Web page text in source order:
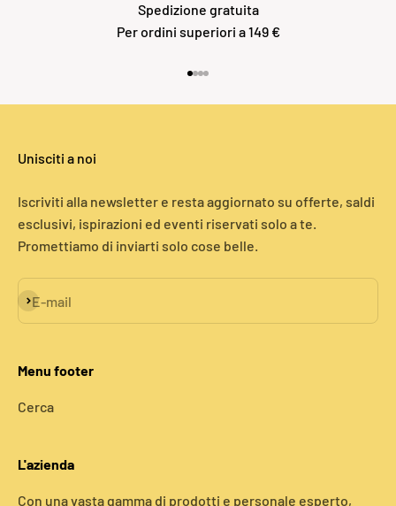
Spedizione gratuita
Per ordini superiori a 149 €
Unisciti a noi
Iscriviti alla newsletter e resta aggiornato su offerte, saldi
esclusivi, ispirazioni ed eventi riservati solo a te.
Promettiamo di inviarti solo cose belle.
E-mail
Iscriviti alla newsletter
Menu footer
Cerca
L'azienda
Con una vasta gamma di prodotti e personale esperto,